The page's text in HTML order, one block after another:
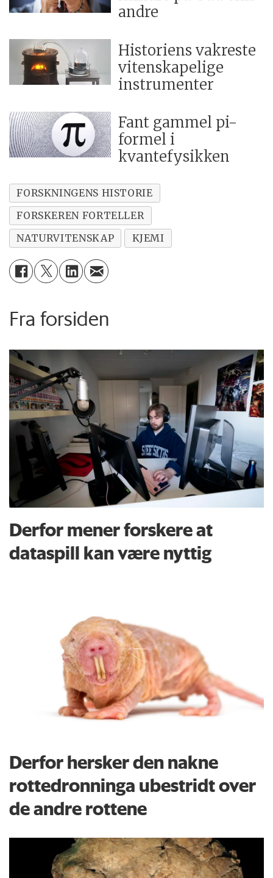
andre
Historiens vakreste
vitenskapelige
instrumenter
Fant gammel pi-
formel i
kvantefysikken
FORSKNINGENS HISTORIE
FORSKEREN FORTELLER
NATURVITENSKAP
KJEMI
Fra forsiden
Derfor mener forskere at
dataspill kan være nyttig
Derfor hersker den nakne
rottedronninga ubestridt over
de andre rottene